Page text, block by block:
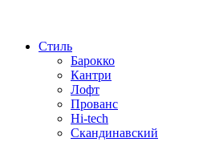
Стиль
Барокко
Кантри
Лофт
Прованс
Hi-tech
Скандинавский